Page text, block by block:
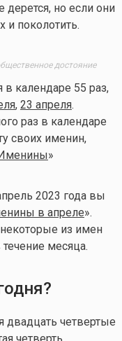
но если они
и поколотить.
достояние
в календаре 55 раз,
, 23 апреля.
раз в календаре
своих именин,
Именины»
2023 года вы
в апреле».
из имен
месяца.
двадцать четвертые